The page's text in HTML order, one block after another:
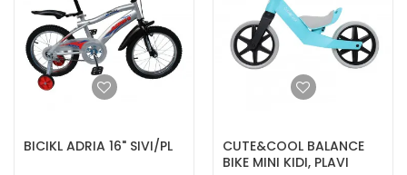
BICIKL ADRIA 16" SIVI/PL
CUTE&COOL BALANCE
BIKE MINI KIDI, PLAVI